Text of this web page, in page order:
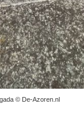
© De-Azoren.nl